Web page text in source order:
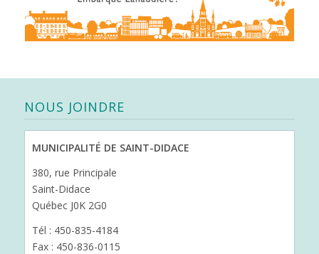
NOUS JOINDRE
MUNICIPALITÉ DE SAINT-DIDACE
380, rue Principale
Saint-Didace
Québec J0K 2G0
Tél : 450-835-4184
Fax : 450-836-0115